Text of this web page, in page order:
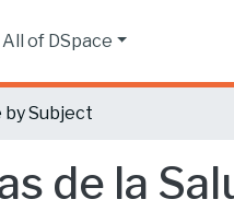
All of DSpace
by Subject
de la